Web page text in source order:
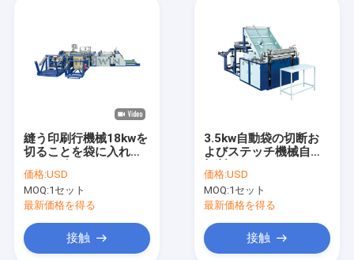
縫う印刷行機械18kwを
切ることを袋に入れる
価格:USD
MOQ:1セット
最新価格を得る
接触
3.5kw自動袋の切断お
よびステッチ機械自動
分
価格:USD
MOQ:1セット
最新価格を得る
接触